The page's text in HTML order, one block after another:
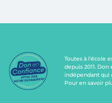
Toutes à l'école
depuis 2011.
indépendant qui
Pour en savoir